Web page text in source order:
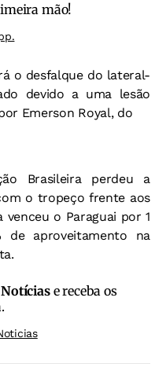
mão!
o desfalque do lateral-
devido a uma lesão
Emerson Royal, do
Brasileira perdeu a
o tropeço frente aos
venceu o Paraguai por 1
de aproveitamento na
e receba os